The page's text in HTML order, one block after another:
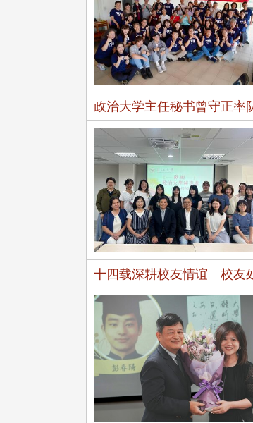
政治大学主任秘书曾守正
十四载深耕校友情谊 校友
大学主任秘书曾守正率队
校友处 深化校友工作交
大学主任秘书、中文系校友
正，于115年6月2日(二)率政
学校友服务相关同仁莅临本 ...
十四载深耕校
执行长彭春阳
相伴同行
校友处执行长彭
30日(四)荣退，为
校友服务、凝聚海
校友会活动 (海
2 版 校友会
外、县市)
台北市校友会6